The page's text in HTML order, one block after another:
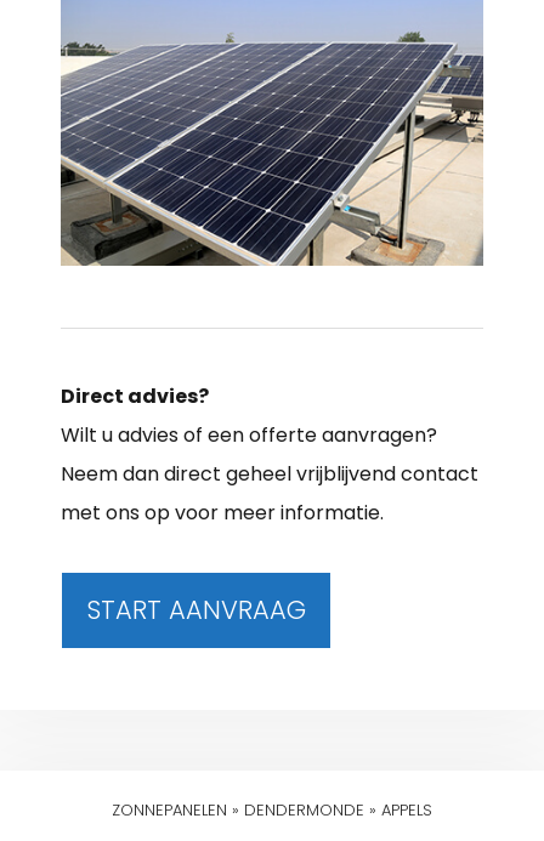
Direct advies?
Wilt u advies of een offerte aanvragen?
Neem dan direct geheel vrijblijvend contact
met ons op voor meer informatie.
START AANVRAAG
ZONNEPANELEN » DENDERMONDE » APPELS